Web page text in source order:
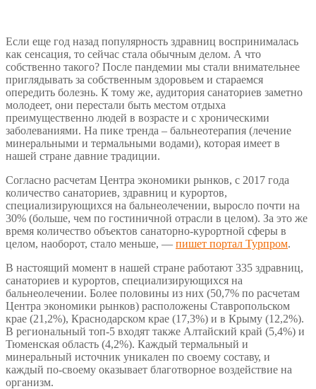
Если еще год назад популярность здравниц воспринималась
как сенсация, то сейчас стала обычным делом. А что
собственно такого? После пандемии мы стали внимательнее
приглядывать за собственным здоровьем и стараемся
опередить болезнь. К тому же, аудитория санаториев заметно
молодеет, они перестали быть местом отдыха
преимущественно людей в возрасте и с хроническими
заболеваниями. На пике тренда – бальнеотерапия (лечение
минеральными и термальными водами), которая имеет в
нашей стране давние традиции.
Согласно расчетам Центра экономики рынков, с 2017 года
количество санаториев, здравниц и курортов,
специализирующихся на бальнеолечении, выросло почти на
30% (больше, чем по гостиничной отрасли в целом). За это же
время количество объектов санаторно-курортной сферы в
целом, наоборот, стало меньше, — пишет портал Турпром.
В настоящий момент в нашей стране работают 335 здравниц,
санаториев и курортов, специализирующихся на
бальнеолечении. Более половины из них (50,7% по расчетам
Центра экономики рынков) расположены Ставропольском
крае (21,2%), Краснодарском крае (17,3%) и в Крыму (12,2%).
В региональный топ-5 входят также Алтайский край (5,4%) и
Тюменская область (4,2%). Каждый термальный и
минеральный источник уникален по своему составу, и
каждый по-своему оказывает благотворное воздействие на
организм.